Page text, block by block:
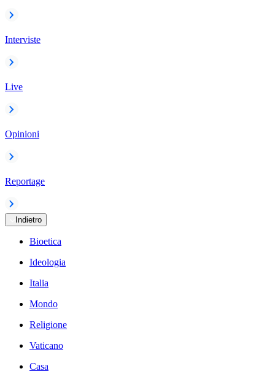
Interviste
Live
Opinioni
Reportage
Indietro
Bioetica
Ideologia
Italia
Mondo
Religione
Vaticano
Casa